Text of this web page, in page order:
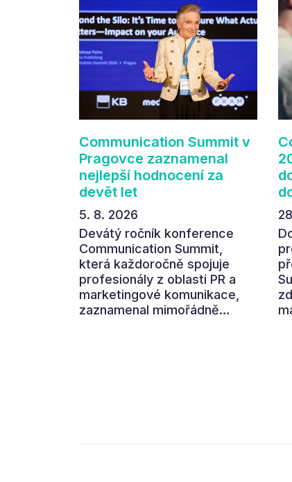
Communication Summit v
Pragovce zaznamenal
nejlepší hodnocení za
devět let
5. 8. 2026
Devátý ročník konference
Communication Summit,
která každoročně spojuje
profesionály z oblasti PR a
marketingové komunikace,
zaznamenal mimořádně